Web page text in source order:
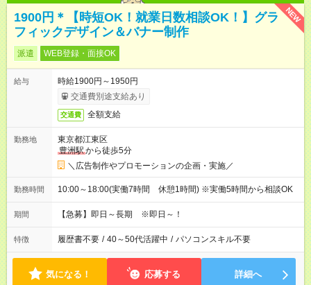
NEW
1900円＊【時短OK！就業日数相談OK！】グラ
フィックデザイン＆バナー制作
派遣 WEB登録・面接OK
給与
時給1900円～1950円
交通費別途支給あり
交通費 全額支給
勤務地
東京都江東区
豊洲駅から徒歩5分
＼広告制作やプロモーションの企画・実施／
勤務時間 10:00～18:00(実働7時間 休憩1時間) ※実働5時間から相談OK
期間 【急募】即日～長期 ※即日～！
特徴 履歴書不要 / 40～50代活躍中 / パソコンスキル不要
気になる！ 応募する 詳細へ